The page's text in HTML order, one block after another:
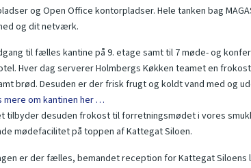
og Open Office kontorpladser. Hele tanken bag
og dit netværk.
til fælles kantine på 9. etage samt til 7 møde- og
Hver dag serverer Holmbergs Køkken teamet en
brød. Desuden er der frisk frugt og koldt vand med og
mere om kantinen her …
tilbyder desuden frokost til forretningsmødet i vores
mødefacilitet på toppen af Kattegat Siloen.
er der fælles, bemandet reception for Kattegat Siloens